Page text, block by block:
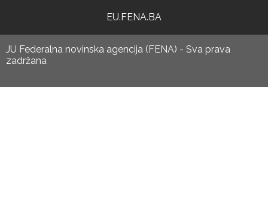
EU.FENA.BA
JU Federalna novinska agencija (FENA) - Sva prava
zadržana